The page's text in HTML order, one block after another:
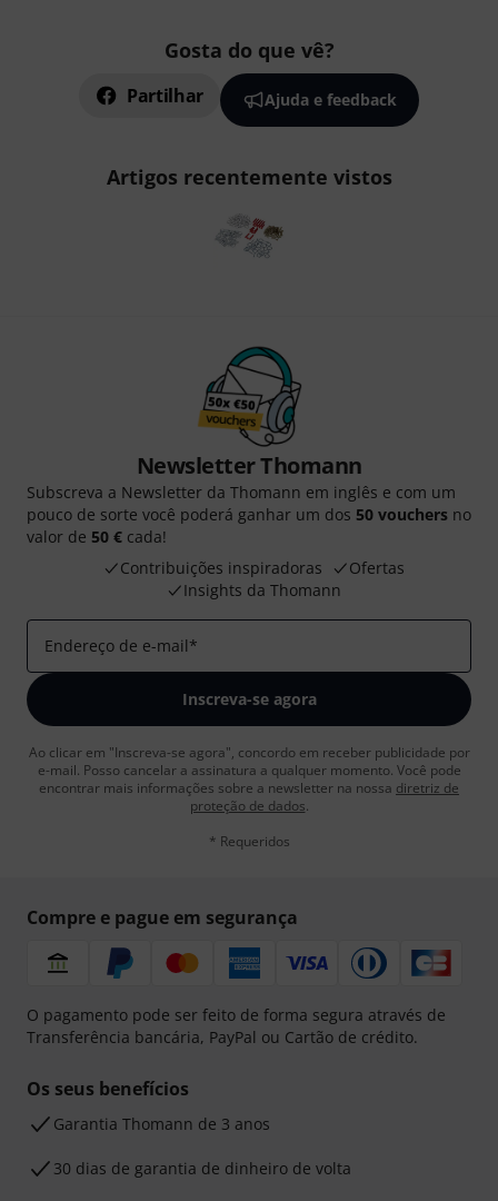
Gosta do que vê?
Partilhar Ajuda e feedback
Artigos recentemente vistos
Newsletter Thomann
Subscreva a Newsletter da Thomann em inglês e com um
pouco de sorte você poderá ganhar um dos 50 vouchers no
valor de 50 € cada!
Contribuições inspiradoras
Ofertas
Insights da Thomann
Endereço de e-mail*
Inscreva-se agora
Ao clicar em "Inscreva-se agora", concordo em receber publicidade por
e-mail. Posso cancelar a assinatura a qualquer momento. Você pode
encontrar mais informações sobre a newsletter na nossa diretriz de
proteção de dados.
* Requeridos
Compre e pague em segurança
O pagamento pode ser feito de forma segura através de
Transferência bancária, PayPal ou Cartão de crédito.
Os seus benefícios
Garantia Thomann de 3 anos
30 dias de garantia de dinheiro de volta